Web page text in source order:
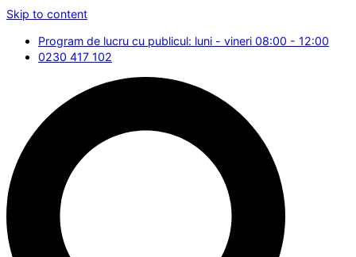
Skip to content
Program de lucru cu publicul: luni - vineri 08:00 - 12:00
0230 417 102